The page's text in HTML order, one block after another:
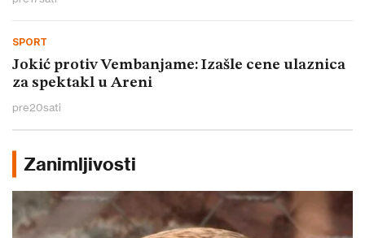
SPORT
Jokić protiv Vembanjame: Izašle cene ulaznica
za spektakl u Areni
pre20sati
Zanimljivosti